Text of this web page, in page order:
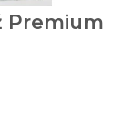
Premium